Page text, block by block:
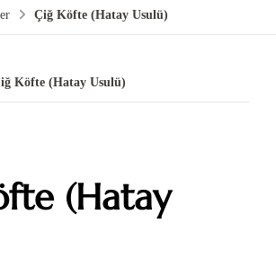
Çiğ Köfte (Hatay Usulü)
Köfte (Hatay Usulü)
(Hatay